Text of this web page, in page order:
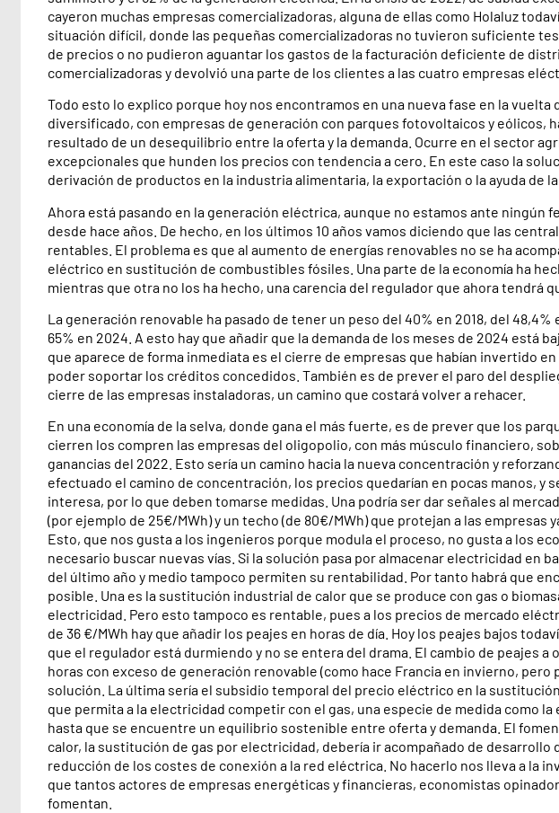
cayeron muchas empresas comercializadoras, alguna de ellas como Holaluz
situación difícil, donde las pequeñas comercializadoras no tuvieron suficiente
de precios o no pudieron aguantar los gastos de la facturación deficiente de
comercializadoras y devolvió una parte de los clientes a las cuatro empresas
Todo esto lo explico porque hoy nos encontramos en una nueva fase en la vuelta
diversificado, con empresas de generación con parques fotovoltaicos y eólicos,
resultado de un desequilibrio entre la oferta y la demanda. Ocurre en el sector
excepcionales que hunden los precios con tendencia a cero. En este caso la
derivación de productos en la industria alimentaria, la exportación o la ayuda de
Ahora está pasando en la generación eléctrica, aunque no estamos ante ningún
desde hace años. De hecho, en los últimos 10 años vamos diciendo que las
rentables. El problema es que al aumento de energías renovables no se ha
eléctrico en sustitución de combustibles fósiles. Una parte de la economía ha
mientras que otra no los ha hecho, una carencia del regulador que ahora tendrá
La generación renovable ha pasado de tener un peso del 40% en 2018, del
65% en 2024. A esto hay que añadir que la demanda de los meses de 2024 está
que aparece de forma inmediata es el cierre de empresas que habían invertido
poder soportar los créditos concedidos. También es de prever el paro del
cierre de las empresas instaladoras, un camino que costará volver a rehacer.
En una economía de la selva, donde gana el más fuerte, es de prever que los
cierren los compren las empresas del oligopolio, con más músculo financiero,
ganancias del 2022. Esto sería un camino hacia la nueva concentración y
efectuado el camino de concentración, los precios quedarían en pocas manos, y
interesa, por lo que deben tomarse medidas. Una podría ser dar señales al
(por ejemplo de 25€/MWh) y un techo (de 80€/MWh) que protejan a las empresas
Esto, que nos gusta a los ingenieros porque modula el proceso, no gusta a los
necesario buscar nuevas vías. Si la solución pasa por almacenar electricidad en
del último año y medio tampoco permiten su rentabilidad. Por tanto habrá que
posible. Una es la sustitución industrial de calor que se produce con gas o
electricidad. Pero esto tampoco es rentable, pues a los precios de mercado
de 36 €/MWh hay que añadir los peajes en horas de día. Hoy los peajes bajos
que el regulador está durmiendo y no se entera del drama. El cambio de peajes a
horas con exceso de generación renovable (como hace Francia en invierno,
solución. La última sería el subsidio temporal del precio eléctrico en la
que permita a la electricidad competir con el gas, una especie de medida como
hasta que se encuentre un equilibrio sostenible entre oferta y demanda. El
calor, la sustitución de gas por electricidad, debería ir acompañado de desarrollo
reducción de los costes de conexión a la red eléctrica. No hacerlo nos lleva a la
que tantos actores de empresas energéticas y financieras, economistas
fomentan.